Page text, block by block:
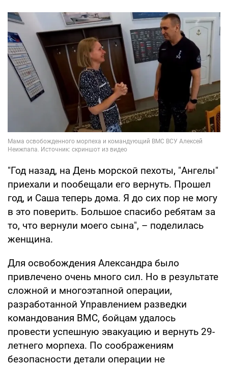
"Год назад, на День морской пехоты, "Ангелы"
приехали и пообещали его вернуть. Прошел
год, и Саша теперь дома. Я до сих пор не могу
в это поверить. Большое спасибо ребятам за
то, что вернули моего сына", – поделилась
женщина.
Для освобождения Александра было
привлечено очень много сил. Но в результате
сложной и многоэтапной операции,
разработанной Управлением разведки
командования ВМС, бойцам удалось
провести успешную эвакуацию и вернуть 29-
летнего морпеха. По соображениям
безопасности детали операции не